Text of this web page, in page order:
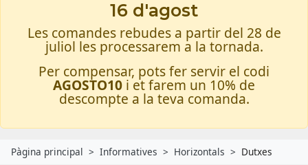
16 d'agost
Les comandes rebudes a partir del 28 de
juliol les processarem a la tornada.
Per compensar, pots fer servir el codi
AGOSTO10 i et farem un 10% de
descompte a la teva comanda.
Pàgina principal Informatives Horizontals Dutxes